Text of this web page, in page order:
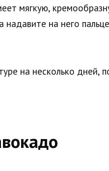
мягкую,
надавите на него
на несколько дней,